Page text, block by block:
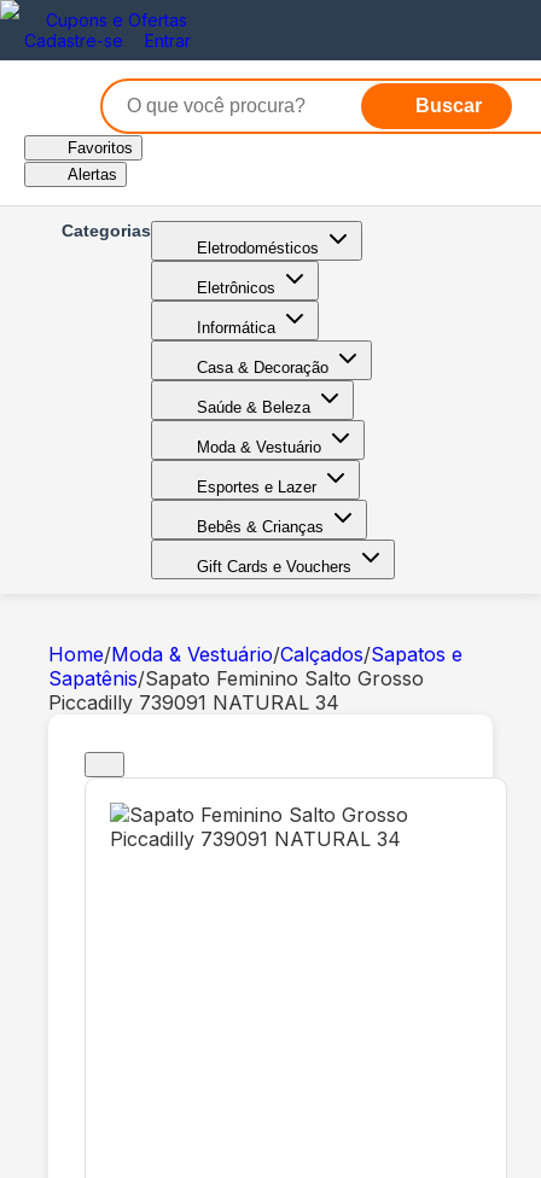
Cupons e Ofertas
Cadastre-se
Entrar
Buscar
Favoritos
Alertas
Categorias
Eletrodomésticos
Eletrônicos
Informática
Casa & Decoração
Saúde & Beleza
Moda & Vestuário
Esportes e Lazer
Bebês & Crianças
Gift Cards e Vouchers
Home/Moda & Vestuário/Calçados/Sapatos e
Sapatênis/Sapato Feminino Salto Grosso
Piccadilly 739091 NATURAL 34